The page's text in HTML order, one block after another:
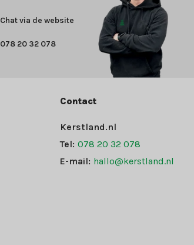
Chat via de website
078 20 32 078
Contact
Kerstland.nl
Tel: 078 20 32 078
E-mail: hallo@kerstland.nl